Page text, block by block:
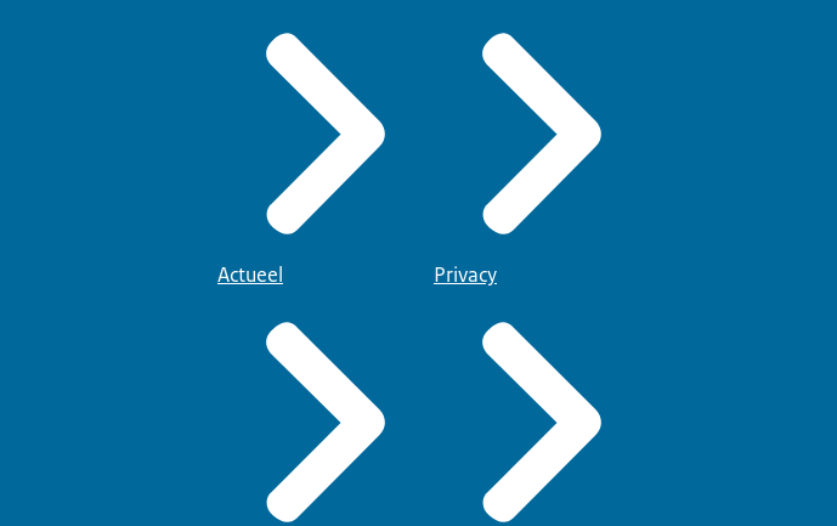
Actueel Privacy